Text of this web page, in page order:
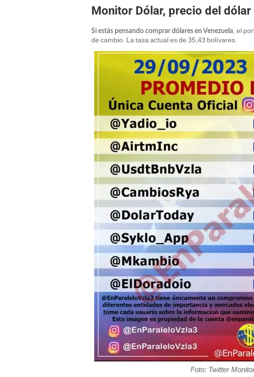
Monitor Dólar, precio del dólar
Si estás pensando comprar dólares en Venezuela , el
de cambio. La tasa actual es de 35,43 bolívares.
Foto: Twitter